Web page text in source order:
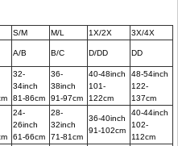
S/M M/L 1X/2X
3X/4X
A/B B/C D/DD DD
32-
34inch
81-86cm
36-
38inch
91-97cm
40-48inch
101-
122cm
48-54inch
122-
137cm
24-
26inch
61-66cm
28-
32inch
71-81cm
36-40inch
91-102cm
40-44inch
102-
112cm